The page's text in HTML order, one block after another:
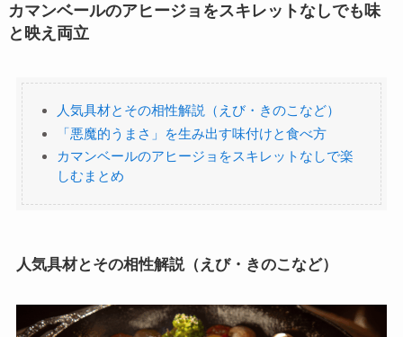
カマンベールのアヒージョをスキレットなしでも味
と映え両立
人気具材とその相性解説（えび・きのこなど）
「悪魔的うまさ」を生み出す味付けと食べ方
カマンベールのアヒージョをスキレットなしで楽
しむまとめ
人気具材とその相性解説（えび・きのこなど）